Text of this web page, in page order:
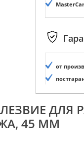
от
ДЛЯ
45 ММ